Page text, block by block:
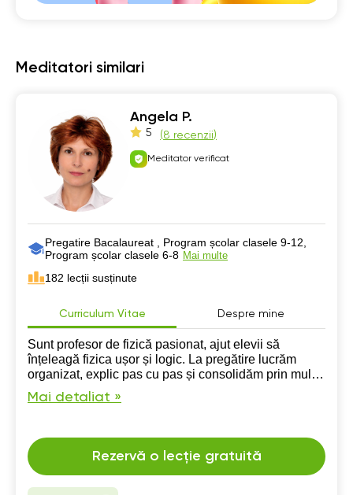
Meditatori similari
Angela P.
5 (8 recenzii)
Meditator verificat
Pregatire Bacalaureat , Program școlar clasele 9-12,
Program școlar clasele 6-8 Mai multe
182 lecții susținute
Curriculum Vitae Despre mine
Sunt profesor de fizică pasionat, ajut elevii să
înțeleagă fizica ușor și logic. La pregătire lucrăm
organizat, explic pas cu pas și consolidăm prin multe
exerciții, pentru rezultate sigure la examene.
Mai detaliat »
Rezervă o lecție gratuită